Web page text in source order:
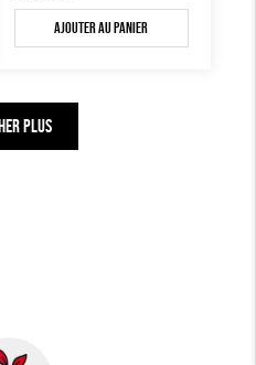
Ajouter au panier
PLUS